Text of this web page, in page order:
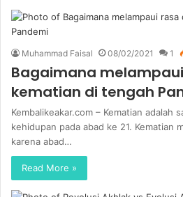
Muhammad Faisal 08/02/2021 1
Bagaimana
kematian di tengah
Kembalikeakar.com – Kematian adalah
kehidupan pada abad ke 21. Kematian
karena abad…
Read More »